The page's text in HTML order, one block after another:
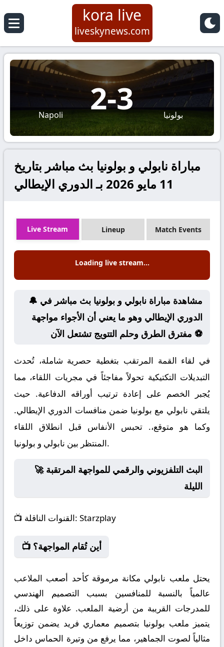
kora live
liveskynews.com
Napoli 2-3 بولونيا
مباراة نابولي و بولونيا بث مباشر بتاريخ
11 مايو 2026 بـ الدوري الإيطالي
Live Stream Lineup Match Events
Loading live stream...
🔔 مشاهدة مباراة نابولي و بولونيا بث مباشر في
الدوري الإيطالي وهو ما يعني أن الأجواء مواجهة
مفترق الطرق وحلم التتويج تشتعل الآن ⚽
في لقاء القمة المرتقب بتغطية حصرية شاملة، تُحدث
التبديلات التكتيكية تحولاً مفاجئاً في مجريات اللقاء، مما
يُجبر الخصم على إعادة ترتيب أوراقه الدفاعية. حيث
يلتقي نابولي مع بولونيا ضمن منافسات الدوري الإيطالي.
وكما هو متوقع،. تحبس الأنفاس قبل انطلاق اللقاء
المنتظر بين نابولي و بولونيا.
🚀 البث التلفزيوني والرقمي للمواجهة المرتقبة
الليلة
📺 القنوات الناقلة: Starzplay
📺 أين تُقام المواجهة؟
يحتل ملعب نابولي مكانة مرموقة كأحد أصعب الملاعب
عالمياً بالنسبة للمنافسين بسبب التصميم الهندسي
للمدرجات القريبة من أرضية الملعب. علاوة على ذلك،
يتميز ملعب بولونيا بتصميم معماري فريد يضمن توزيعاً
مثالياً لصوت الجماهير، مما يرفع من وتيرة الحماس داخل